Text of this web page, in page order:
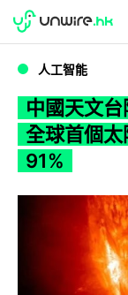
WWDC 2026
人工智能
中國天文
全球首個太
91%